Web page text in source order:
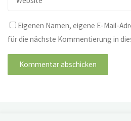
Eigenen Namen, eigene E-Mail-
für die nächste Kommentierung in